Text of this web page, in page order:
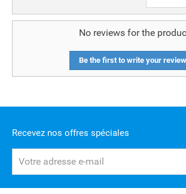
No reviews for the
Be the first to write your
Recevez nos offres spéciales